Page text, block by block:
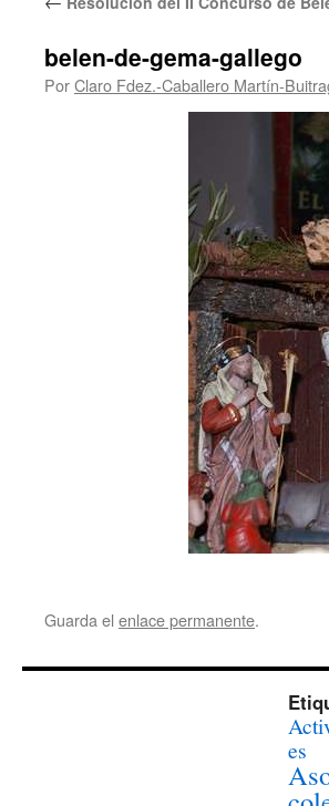
belen-de-gema-gallego
PorClaro Fdez.-Caballero Martín-
Guarda el enlace permanente.
es